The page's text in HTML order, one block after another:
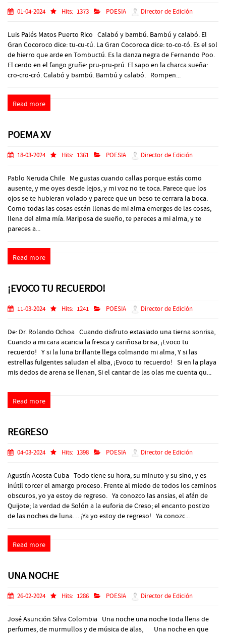
01-04-2024 Hits: 1373 POESIA Director de Edición
Luis Palés Matos Puerto Rico Calabó y bambú. Bambú y calabó. El
Gran Cocoroco dice: tu-cu-tú. La Gran Cocoroca dice: to-co-tó. Es el sol
de hierro que arde en Tombuctú. Es la danza negra de Fernando Poo.
El cerdo en el fango gruñe: pru-pru-prú. El sapo en la charca sueña:
cro-cro-cró. Calabó y bambú. Bambú y calabó. Rompen...
Read more
POEMA XV
18-03-2024 Hits: 1361 POESIA Director de Edición
Pablo Neruda Chile Me gustas cuando callas porque estás como
ausente, y me oyes desde lejos, y mi voz no te toca. Parece que los
ojos se te hubieran volado y parece que un beso te cerrara la boca.
Como todas las cosas están llenas de mi alma emerges de las cosas,
llena del alma mía. Mariposa de sueño, te pareces a mi alma, y te
pareces a...
Read more
¡EVOCO TU RECUERDO!
11-03-2024 Hits: 1241 POESIA Director de Edición
De: Dr. Rolando Ochoa Cuando disfruto extasiado una tierna sonrisa,
Cuando a mi cara acaricia la fresca y cariñosa brisa, ¡Evoco tu
recuerdo! Y si la luna brillante llega colmando mi alma, Y si las
estrellas fulgentes saludan el alba, ¡Evoco tu recuerdo! Si en la playa
mis dedos de arena se llenan, Si el cantar de las olas me cuenta qu...
Read more
REGRESO
04-03-2024 Hits: 1398 POESIA Director de Edición
Agustín Acosta Cuba Todo tiene su hora, su minuto y su sino, y es
inútil torcer el amargo proceso. Frente al miedo de todos los caminos
obscuros, yo ya estoy de regreso. Ya conozco las ansias, el afán de
Quijote; la verdad de Solón a la euforia de Creso; el encanto postizo
de las noches de luna… ¡Ya yo estoy de regreso! Ya conozc...
Read more
UNA NOCHE
26-02-2024 Hits: 1286 POESIA Director de Edición
José Asunción Silva Colombia Una noche una noche toda llena de
perfumes, de murmullos y de música de älas, Una noche en que